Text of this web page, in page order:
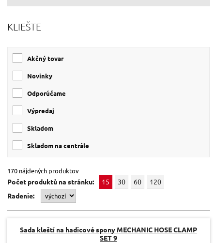
KLIEŠTE
Akčný tovar
Novinky
Odporúčame
Výpredaj
Skladom
Skladom na centrále
170 nájdených produktov
Počet produktů na stránku: 15 30 60
120
Radenie:
Sada kleští na hadicové spony MECHANIC HOSE CLAMP
SET 9